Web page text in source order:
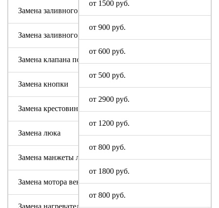
от 1500 руб.
от 900 руб.
от 600 руб.
от 500 руб.
от 2900 руб.
от 1200 руб.
от 800 руб.
от 1800 руб.
от 800 руб.
Замена заливного клапана (КЭНа)
Замена заливного шланга
Замена клапана подачи воды
Замена кнопки
Замена крестовины
Замена люка
Замена манжеты люка
Замена мотора вентилятора сушки
Замена нагревательного элемента (тена)